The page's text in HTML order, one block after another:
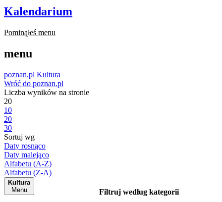
Kalendarium
Pominąłeś menu
menu
poznan.pl Kultura
Wróć do poznan.pl
Liczba wyników na stronie
20
10
20
30
Sortuj wg
Daty rosnąco
Daty malejąco
Alfabetu (A-Z)
Alfabetu (Z-A)
Kultura
Menu
Filtruj według kategorii